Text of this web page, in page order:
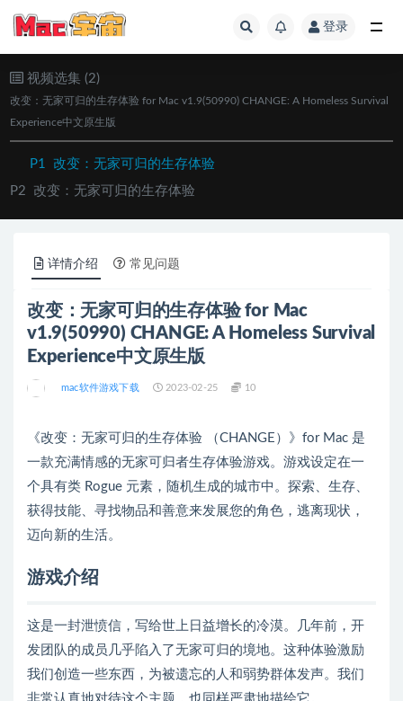
登录
视频选集 (2)
改变：无家可归的生存体验 for Mac v1.9(50990) CHANGE: A Homeless Survival
Experience中文原生版
P1 改变：无家可归的生存体验
P2
改变：无家可归的生存体验
详情介绍 常见问题
改变：无家可归的生存体验 for Mac
v1.9(50990) CHANGE: A Homeless Survival
Experience中文原生版
mac软件游戏下载 2023-02-25 10
《改变：无家可归的生存体验 （CHANGE）》for Mac 是
一款充满情感的无家可归者生存体验游戏。游戏设定在一
个具有类 Rogue 元素，随机生成的城市中。探索、生存、
获得技能、寻找物品和善意来发展您的角色，逃离现状，
迈向新的生活。
游戏介绍
这是一封泄愤信，写给世上日益增长的冷漠。几年前，开
发团队的成员几乎陷入了无家可归的境地。这种体验激励
我们创造一些东西，为被遗忘的人和弱势群体发声。我们